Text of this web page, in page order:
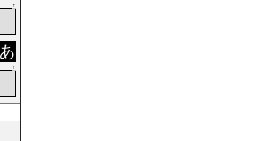
↑
せん。
↑